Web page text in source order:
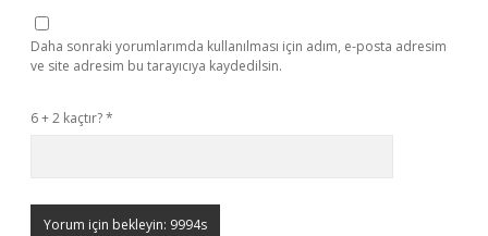
Daha sonraki yorumlarımda kullanılması için adım, e-posta adresim
ve site adresim bu tarayıcıya kaydedilsin.
6 + 2 kaçtır?*